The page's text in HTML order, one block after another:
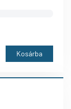
Kosárba